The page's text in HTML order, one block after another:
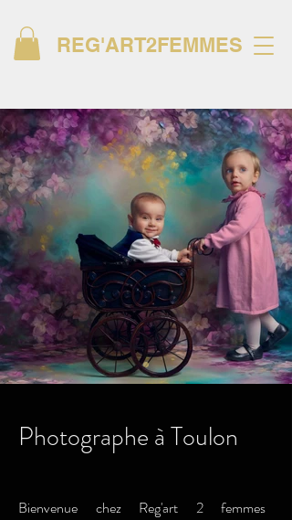
REG'ART2FEMMES
Photographe à Toulon
Bienvenue chez Reg'art 2 femmes